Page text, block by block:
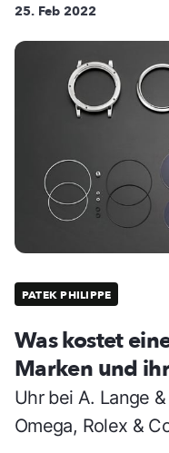
25. Feb 2022
PATEK PHILIPPE
Was kostet
Marken und
Uhr bei A. Lange
Omega, Rolex &